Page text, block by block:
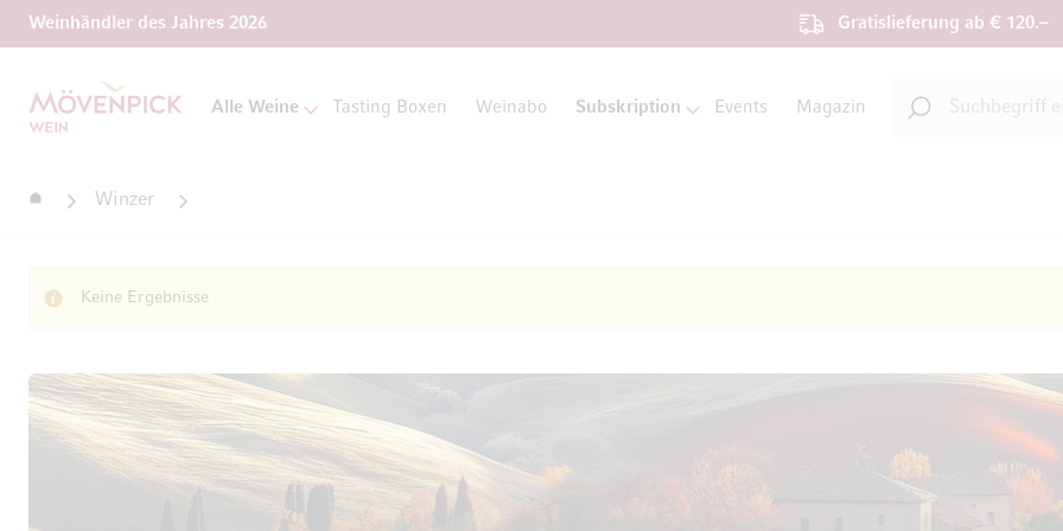
Weinhändler des Jahres 2026 Gratislieferung ab € 120.–
Zur Startseite
Alle Weine Tasting Boxen Weinabo Subskription Events Magazin
Suche
StartseiteWinzer
Keine Ergebnisse